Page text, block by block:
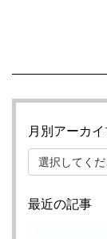
月別アーカ
選択してく
最近の記事